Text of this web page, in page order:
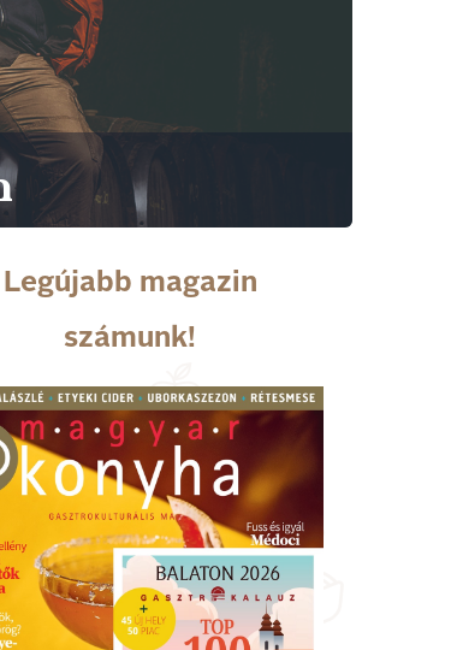
Legújabb magazin
számunk!